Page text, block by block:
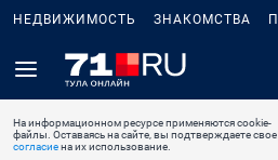
НЕДВИЖИМОСТЬ ЗНАКОМСТВА
На информационном ресурсе применяются cookie-
файлы. Оставаясь на сайте, вы подтверждаете свое
согласиена их использование.